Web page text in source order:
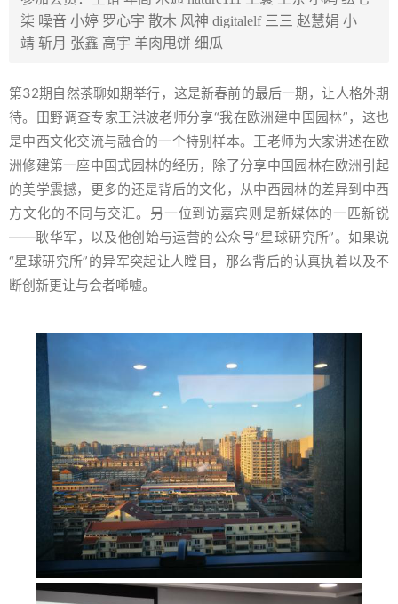
柒 噪音 小婷 罗心宇 散木 风神 digitalelf 三三 赵慧娟 小
靖 斩月 张鑫 高宇 羊肉甩饼 细瓜
第32期自然茶聊如期举行，这是新春前的最后一期，让人格外期
待。田野调查专家王洪波老师分享“我在欧洲建中国园林”，这也
是中西文化交流与融合的一个特别样本。王老师为大家讲述在欧
洲修建第一座中国式园林的经历，除了分享中国园林在欧洲引起
的美学震撼，更多的还是背后的文化，从中西园林的差异到中西
方文化的不同与交汇。另一位到访嘉宾则是新媒体的一匹新锐
——耿华军，以及他创始与运营的公众号“星球研究所”。如果说
“星球研究所”的异军突起让人瞠目，那么背后的认真执着以及不
断创新更让与会者唏嘘。